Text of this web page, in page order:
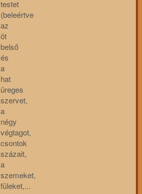
testet
(beleértve
az
öt
belső
és
a
hat
üreges
szervet,
a
négy
végtagot,
csontok
százait,
a
szemeket,
füleket,...